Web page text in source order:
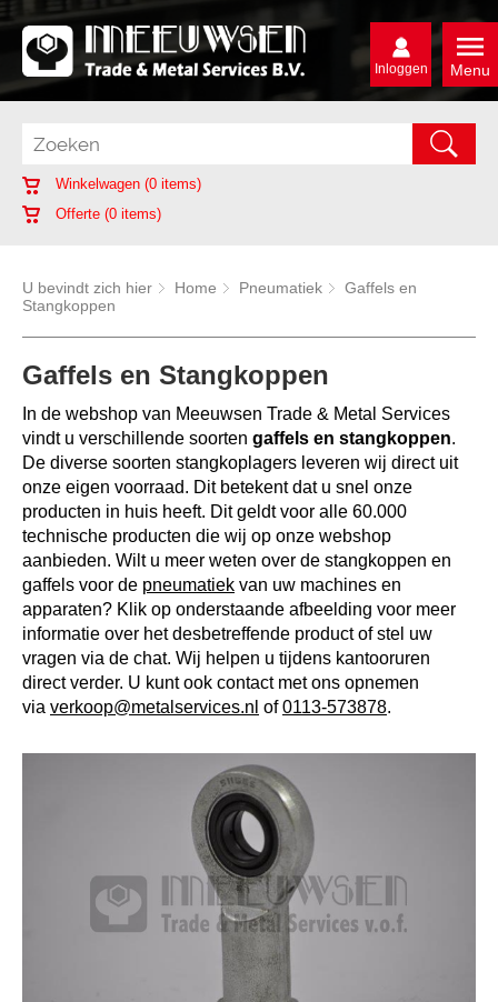
Menu
Inloggen
Winkelwagen (0 items)
Offerte (0 items)
U bevindt zich hier Home Pneumatiek
Gaffels en
Stangkoppen
Gaffels en Stangkoppen
In de webshop van Meeuwsen Trade & Metal Services
vindt u verschillende soorten gaffels en stangkoppen.
De diverse soorten stangkoplagers leveren wij direct uit
onze eigen voorraad. Dit betekent dat u snel onze
producten in huis heeft. Dit geldt voor alle 60.000
technische producten die wij op onze webshop
aanbieden. Wilt u meer weten over de stangkoppen en
gaffels voor de pneumatiek van uw machines en
apparaten? Klik op onderstaande afbeelding voor meer
informatie over het desbetreffende product of stel uw
vragen via de chat. Wij helpen u tijdens kantooruren
direct verder. U kunt ook contact met ons opnemen
via verkoop@metalservices.nl of0113-573878.